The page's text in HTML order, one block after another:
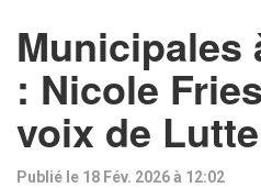
Municipales
: Nicole
voix de
Publié le 18 Fév. 2026 à 12:02